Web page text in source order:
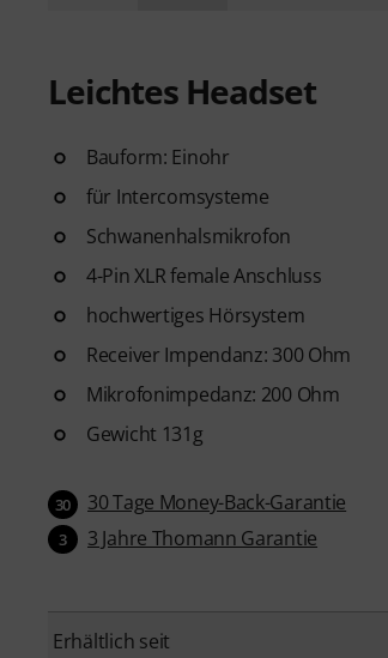
Leichtes Headset
Bauform: Einohr
für Intercomsysteme
Schwanenhalsmikrofon
4-Pin XLR female Anschluss
hochwertiges Hörsystem
Receiver Impendanz: 300 Ohm
Mikrofonimpedanz: 200 Ohm
Gewicht 131g
30 30 Tage Money-Back-Garantie
3 3 Jahre Thomann Garantie
Erhältlich seit